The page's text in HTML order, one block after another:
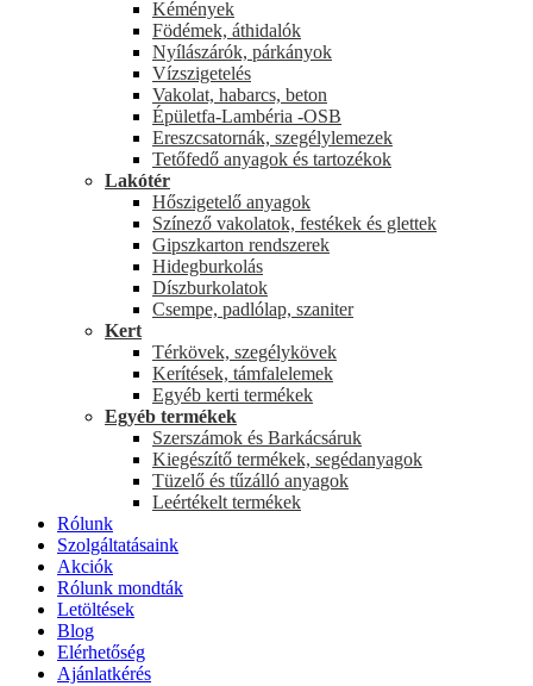
Kémények
Födémek, áthidalók
Nyílászárók, párkányok
Vízszigetelés
Vakolat, habarcs, beton
Épületfa-Lambéria -OSB
Ereszcsatornák, szegélylemezek
Tetőfedő anyagok és tartozékok
Lakótér
Hőszigetelő anyagok
Színező vakolatok, festékek és glettek
Gipszkarton rendszerek
Hidegburkolás
Díszburkolatok
Csempe, padlólap, szaniter
Kert
Térkövek, szegélykövek
Kerítések, támfalelemek
Egyéb kerti termékek
Egyéb termékek
Szerszámok és Barkácsáruk
Kiegészítő termékek, segédanyagok
Tüzelő és tűzálló anyagok
Leértékelt termékek
Rólunk
Szolgáltatásaink
Akciók
Rólunk mondták
Letöltések
Blog
Elérhetőség
Ajánlatkérés